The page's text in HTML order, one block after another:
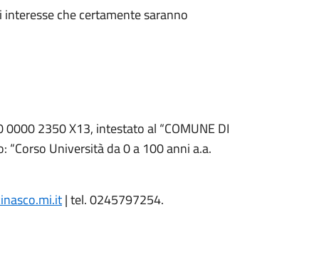
che certamente saranno
2350 X13, intestato al “COMUNE DI
“Corso Università da 0 a 100 anni a.a.
| tel. 0245797254.